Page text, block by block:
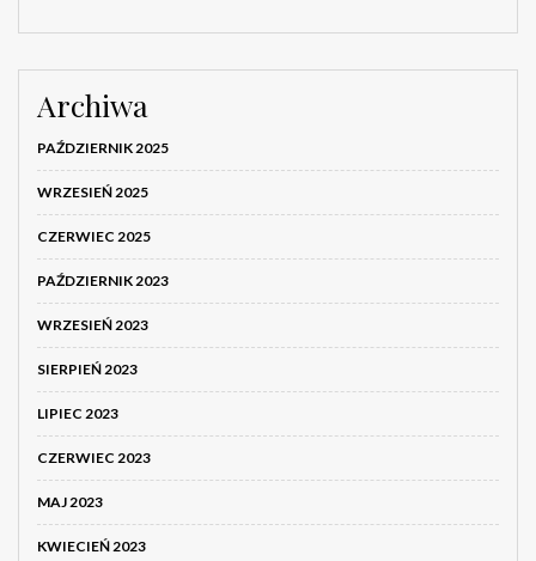
Archiwa
PAŹDZIERNIK 2025
WRZESIEŃ 2025
CZERWIEC 2025
PAŹDZIERNIK 2023
WRZESIEŃ 2023
SIERPIEŃ 2023
LIPIEC 2023
CZERWIEC 2023
MAJ 2023
KWIECIEŃ 2023